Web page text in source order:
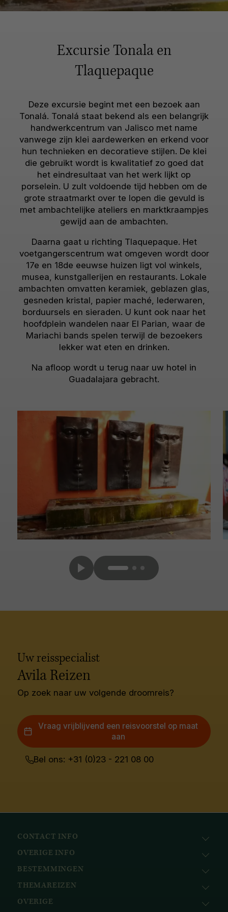
Excursie Tonala en
Tlaquepaque
Deze excursie begint met een bezoek aan
Tonalá. Tonalá staat bekend als een belangrijk
handwerkcentrum van Jalisco met name
vanwege zijn klei aardewerken en erkend voor
hun technieken en decoratieve stijlen. De klei
die gebruikt wordt is kwalitatief zo goed dat
het eindresultaat van het werk lijkt op
porselein. U zult voldoende tijd hebben om de
grote straatmarkt over te lopen die gevuld is
met ambachtelijke ateliers en marktkraampjes
gewijd aan de ambachten.
Daarna gaat u richting Tlaquepaque. Het
voetgangerscentrum wat omgeven wordt door
17e en 18de eeuwse huizen ligt vol winkels,
musea, kunstgallerijen en restaurants. Lokale
ambachten omvatten keramiek, geblazen glas,
gesneden kristal, papier maché, lederwaren,
borduursels en sieraden. U kunt ook naar het
hoofdplein wandelen naar El Parian, waar de
Mariachi bands spelen terwijl de bezoekers
lekker wat eten en drinken.
Na afloop wordt u terug naar uw hotel in
Guadalajara gebracht.
Uw reisspecialist
Avila Reizen
Op zoek naar uw volgende droomreis?
Vraag vrijblijvend een reisvoorstel op maat
aan
Bel ons: +31 (0)23 - 221 08 00
CONTACT INFO
Avila Reizen
Nieuwe Gracht 78
+31 (0) 23 221 0800
+32 (0) 33 880 226
OVERIGE INFO
KvK: 51111616
BTW nr.: NL823096415B01
NL58ABNA0617518297
BESTEMMINGEN
Afrika
Azië
THEMAREIZEN
Cruises
OVERIGE